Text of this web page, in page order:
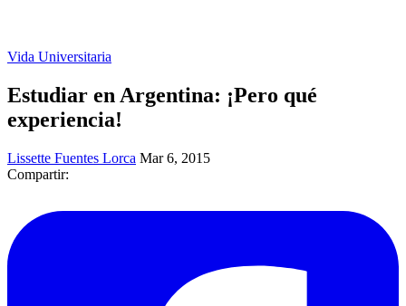
Vida Universitaria
Estudiar en Argentina: ¡Pero qué
experiencia!
Lissette Fuentes Lorca Mar 6, 2015
Compartir: